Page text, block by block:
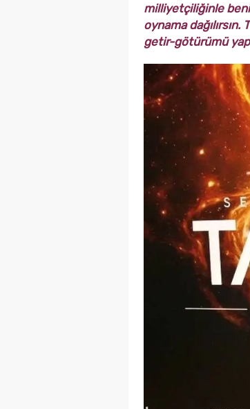
milliyetçiliğinle
oynama
getir-götürümü